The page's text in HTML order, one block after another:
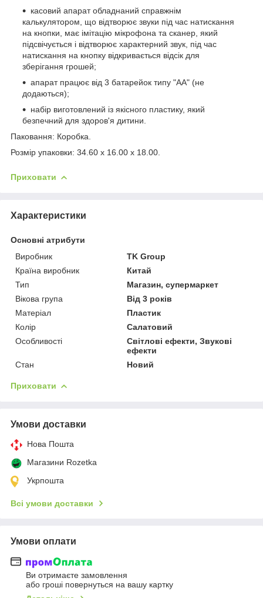
касовий апарат обладнаний справжнім
калькулятором, що відтворює звуки під час натискання
на кнопки, має імітацію мікрофона та сканер, який
підсвічується і відтворює характерний звук, під час
натискання на кнопку відкривається відсік для
зберігання грошей;
апарат працює від 3 батарейок типу "АА" (не
додаються);
набір виготовлений із якісного пластику, який
безпечний для здоров'я дитини.
Паковання: Коробка.
Розмір упаковки: 34.60 x 16.00 x 18.00.
Приховати
Характеристики
Основні атрибути
Виробник
TK Group
Країна виробник
Китай
Тип
Магазин, супермаркет
Вікова група
Від 3 років
Матеріал
Пластик
Колір
Салатовий
Особливості
Світлові ефекти, Звукові
ефекти
Стан
Новий
Приховати
Умови доставки
Нова Пошта
Магазини Rozetka
Укрпошта
Всі умови доставки
Умови оплати
Ви отримаєте замовлення
або гроші повернуться на вашу картку